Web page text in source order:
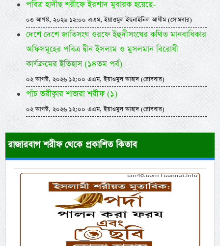
পবিত্র হাদীছ শরীফে ইরশাদ মুবারক হয়েছে-
০৩ আগস্ট, ২০২৬ ১২:০০ এএম, ইয়াওমুল ইছনাইনিল আযীম (সোমবার)
দেশে দেশে জাতিসংঘ ওরফে ইহুদীসংঘের কথিত মানবাধিকার
অফিসমূহের পবিত্র দ্বীন ইসলাম ও মুসলমান বিরোধী
কার্যক্রমের ইতিহাস (১৪তম পর্ব)
০২ আগস্ট, ২০২৬ ১২:০০ এএম, ইয়াওমুল আহাদ (রোববার)
পাঁচ তরীক্বার শাজরা শরীফ (১)
০২ আগস্ট, ২০২৬ ১২:০০ এএম, ইয়াওমুল আহাদ (রোববার)
রাজারবাগ শরীফ থেকে প্রকাশিত কিতাব